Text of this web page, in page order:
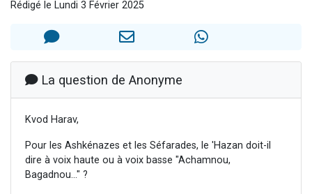
Il reste 49 places pour étudier en groupe sur Zoom
2 nouvelles musiques dans Torah-Box Music
6 personnes viennent de nous rejoindre sur WhatsApp
Rédigé le Lundi 3 Février 2025
La question de Anonyme
Kvod Harav,
Pour les Ashkénazes et les Séfarades, le 'Hazan doit-il
dire à voix haute ou à voix basse "Achamnou,
Bagadnou..." ?